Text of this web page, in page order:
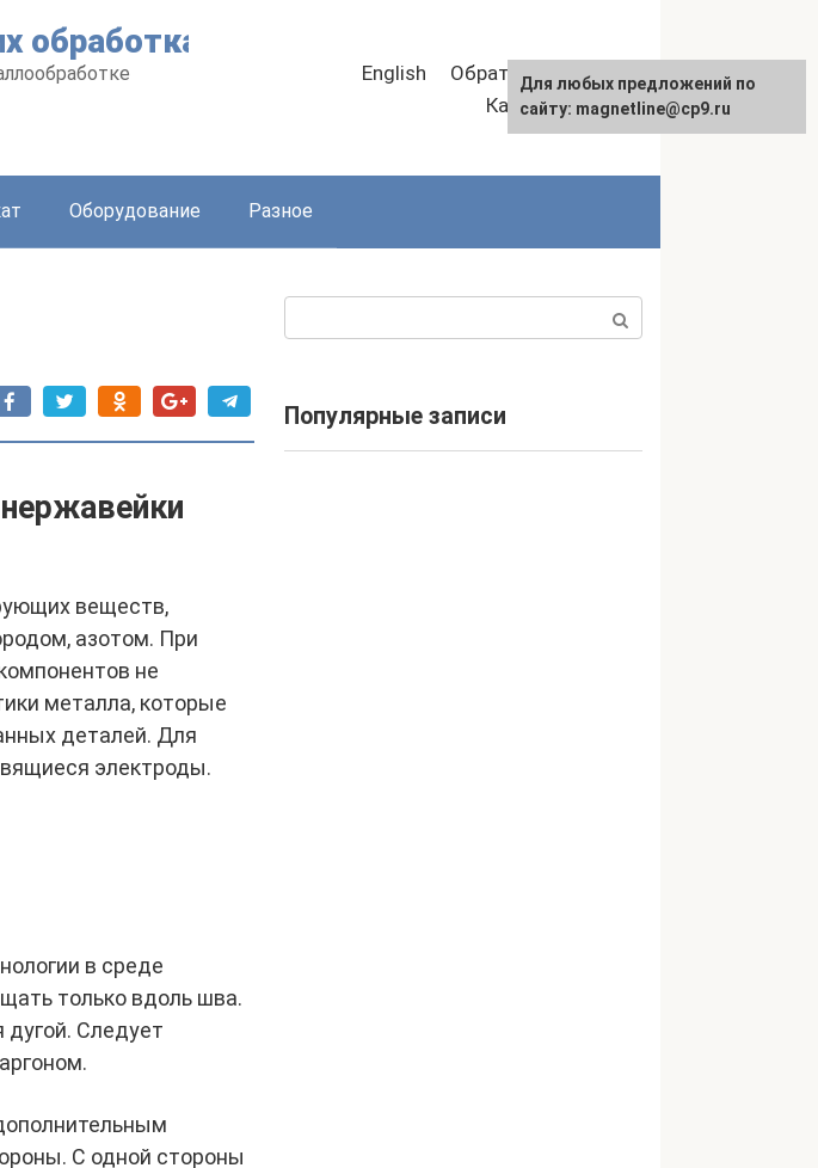
обработка
English
Обратная связь
Карта сайта
Оборудование Разное
веществ,
азотом. При
не
металла, которые
деталей. Для
электроды.
в среде
только вдоль шва.
дугой. Следует
С одной стороны
Популярные записи
Для любых предложений по
сайту: magnetline@cp9.ru